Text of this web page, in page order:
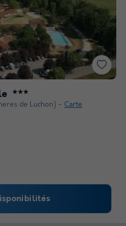
★★★
de Luchon) Carte